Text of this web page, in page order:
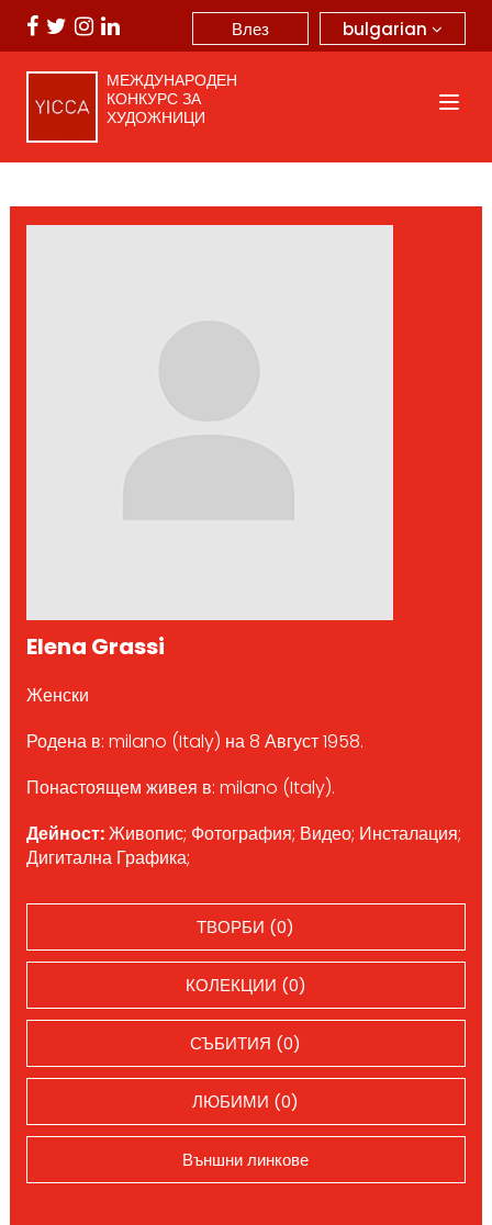
bulgarian
Влез
МЕЖДУНАРОДЕН
КОНКУРС ЗА
ХУДОЖНИЦИ
Elena Grassi
Женски
Родена в: milano (Italy) на 8 Август 1958.
Понастоящем живея в: milano (Italy).
Дейност:Живопис; Фотография; Видео; Инсталация;
Дигитална Графика;
ТВОРБИ (0)
КОЛЕКЦИИ (0)
СЪБИТИЯ (0)
ЛЮБИМИ (0)
Външни линкове